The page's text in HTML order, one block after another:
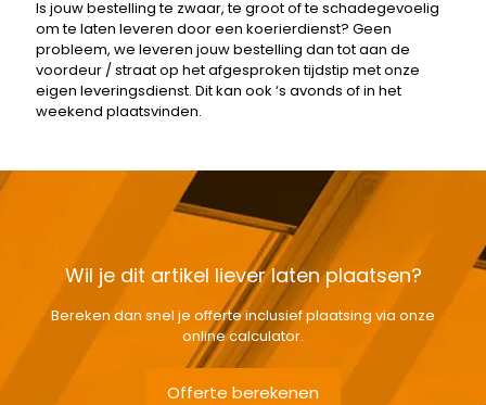
Is jouw bestelling te zwaar, te groot of te schadegevoelig
om te laten leveren door een koerierdienst? Geen
probleem, we leveren jouw bestelling dan tot aan de
voordeur / straat op het afgesproken tijdstip met onze
eigen leveringsdienst. Dit kan ook ‘s avonds of in het
weekend plaatsvinden.
Wil je dit artikel liever laten plaatsen?
Bereken dan snel je offerte inclusief plaatsing via onze
online calculator.
Offerte berekenen